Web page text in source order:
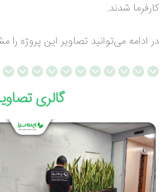
کارفرما شدند.
در ادامه می‌توانید تصاویر این پروژه را
گالری